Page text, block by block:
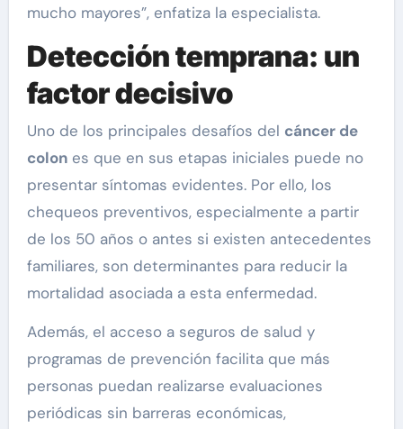
mucho mayores”, enfatiza la especialista.
Detección temprana: un
factor decisivo
Uno de los principales desafíos del cáncer de
colones que en sus etapas iniciales puede no
presentar síntomas evidentes. Por ello, los
chequeos preventivos, especialmente a partir
de los 50 años o antes si existen antecedentes
familiares, son determinantes para reducir la
mortalidad asociada a esta enfermedad.
Además, el acceso a seguros de salud y
programas de prevención facilita que más
personas puedan realizarse evaluaciones
periódicas sin barreras económicas,